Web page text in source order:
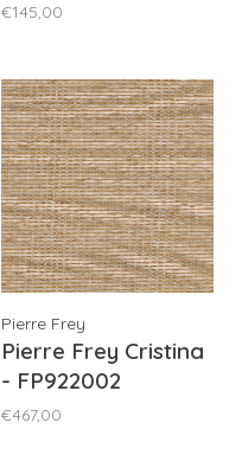
€145,00
Pierre Frey
Pierre Frey Cristina
- FP922002
€467,00